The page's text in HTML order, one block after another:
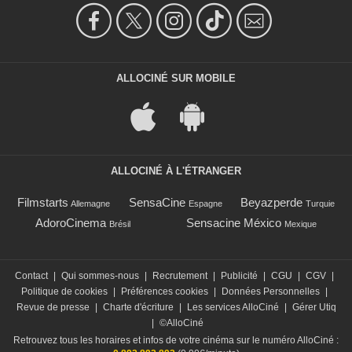
ALLOCINÉ SUR MOBILE
ALLOCINÉ À L'ÉTRANGER
Filmstarts Allemagne SensaCine Espagne Beyazperde Turquie
AdoroCinema Brésil Sensacine México Mexique
Contact Qui sommes-nous Recrutement Publicité CGU CGV
Politique de cookies
Préférences cookies Données Personnelles
Revue de presse
Charte d'écriture Les services AlloCiné
Gérer Utiq
©AlloCiné
Retrouvez tous les horaires et infos de votre cinéma sur le numéro AlloCiné :